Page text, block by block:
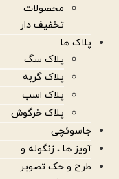
محصولات
تخفیف دار
پلاک ها
پلاک سگ
پلاک گربه
پلاک اسب
پلاک خرگوش
جاسوئچی
آویز ها ، زنگوله و…
طرح و حک تصویر